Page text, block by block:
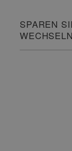
SPAREN